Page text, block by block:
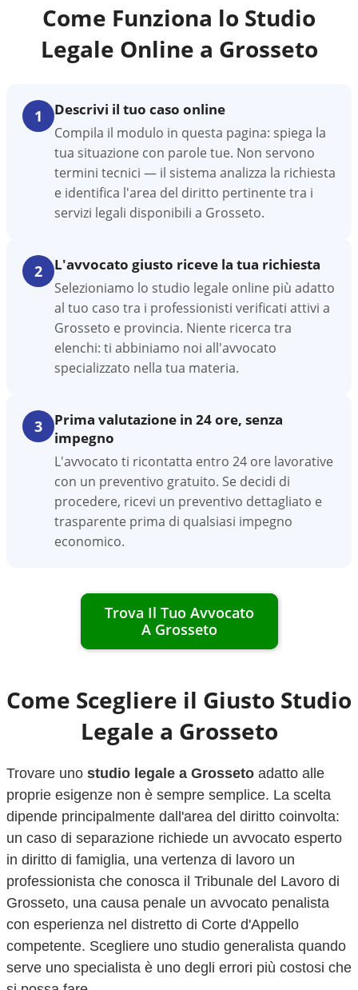
Come Funziona lo Studio
Legale Online a Grosseto
1 Descrivi il tuo caso online
Compila il modulo in questa pagina: spiega la
tua situazione con parole tue. Non servono
termini tecnici — il sistema analizza la richiesta
e identifica l'area del diritto pertinente tra i
servizi legali disponibili a Grosseto.
2 L'avvocato giusto riceve la tua richiesta
Selezioniamo lo studio legale online più adatto
al tuo caso tra i professionisti verificati attivi a
Grosseto e provincia. Niente ricerca tra
elenchi: ti abbiniamo noi all'avvocato
specializzato nella tua materia.
3
Prima valutazione in 24 ore, senza
impegno
L'avvocato ti ricontatta entro 24 ore lavorative
con un preventivo gratuito. Se decidi di
procedere, ricevi un preventivo dettagliato e
trasparente prima di qualsiasi impegno
economico.
Trova Il Tuo Avvocato
A Grosseto
Come Scegliere il Giusto Studio
Legale a Grosseto
Trovare uno studio legale a Grosseto adatto alle
proprie esigenze non è sempre semplice. La scelta
dipende principalmente dall'area del diritto coinvolta:
un caso di separazione richiede un avvocato esperto
in diritto di famiglia, una vertenza di lavoro un
professionista che conosca il Tribunale del Lavoro di
Grosseto, una causa penale un avvocato penalista
con esperienza nel distretto di Corte d'Appello
competente. Scegliere uno studio generalista quando
serve uno specialista è uno degli errori più costosi che